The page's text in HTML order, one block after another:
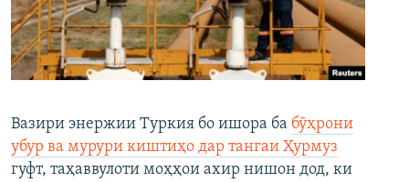
Вазири энержии Туркия бо ишора ба бӯҳрони
убур ва мурури киштиҳо дар тангаи Ҳурмуз
гуфт, таҳаввулоти моҳҳои ахир нишон дод, ки